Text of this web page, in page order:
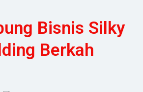
Bisnis Silky
Berkah